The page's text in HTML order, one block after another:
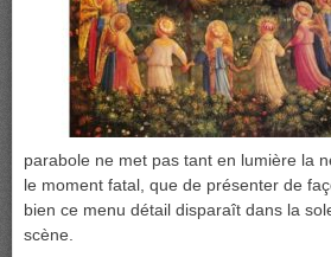
parabole ne met pas tant en lumière la
le moment fatal, que de présenter de
bien ce menu détail disparaît dans la
scène.